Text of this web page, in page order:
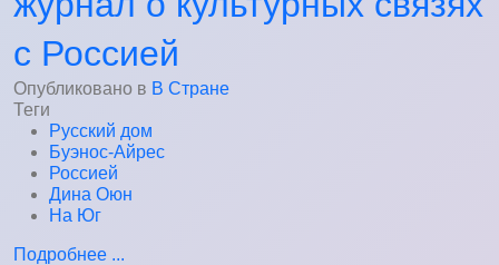
с Россией
Опубликовано в В Стране
Теги
Русский дом
Буэнос-Айрес
Россией
Дина Оюн
На Юг
Подробнее ...